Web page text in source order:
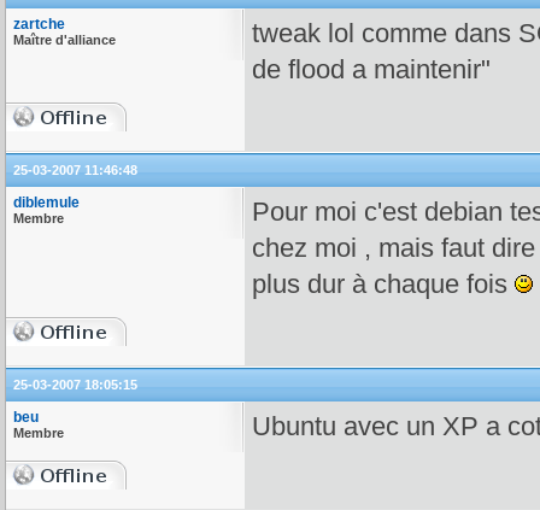
zartche
Maître d'alliance
tweak lol comme dans
de flood a maintenir"
25-03-2007 11:46:48
diblemule
Membre
Pour moi c'est debian
chez moi , mais faut
plus dur à chaque fois
25-03-2007 18:05:15
beu
Membre Ubuntu avec un XP a